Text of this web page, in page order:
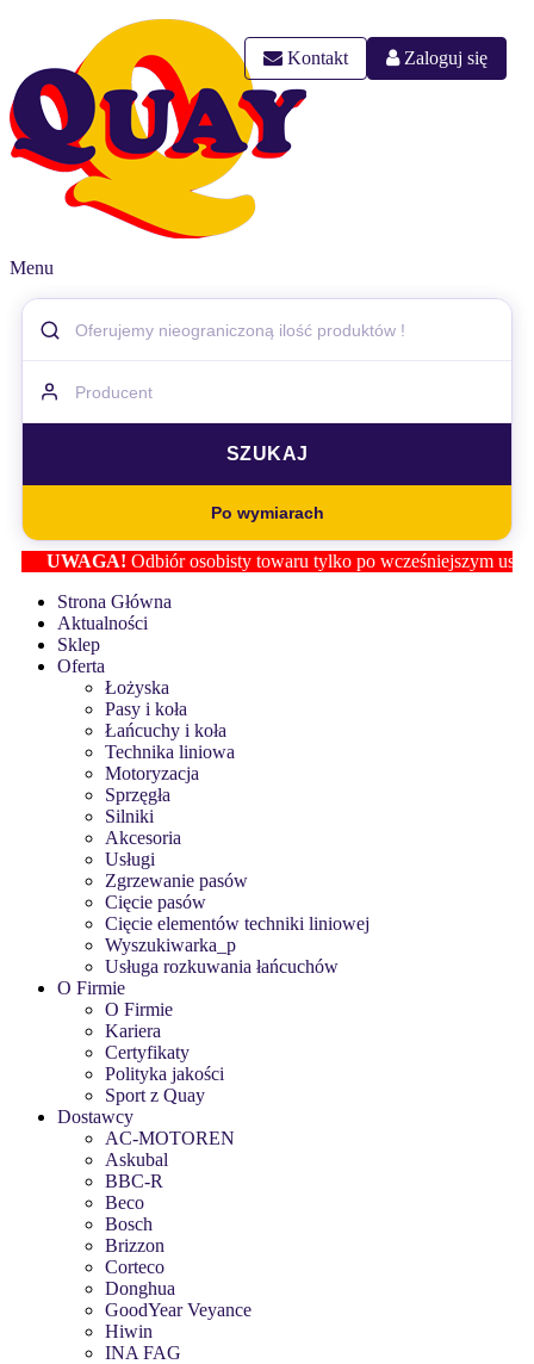
Kontakt Zaloguj się
Menu
Po wymiarach
Odbiór osobisty towaru tylko po wcześniejszym ustaleniu
Strona Główna
Aktualności
Sklep
Oferta
Łożyska
Pasy i koła
Łańcuchy i koła
Technika liniowa
Motoryzacja
Sprzęgła
Silniki
Akcesoria
Usługi
Zgrzewanie pasów
Cięcie pasów
Cięcie elementów techniki liniowej
Wyszukiwarka_p
Usługa rozkuwania łańcuchów
O Firmie
O Firmie
Kariera
Certyfikaty
Polityka jakości
Sport z Quay
Dostawcy
AC-MOTOREN
Askubal
BBC-R
Beco
Bosch
Brizzon
Corteco
Donghua
GoodYear Veyance
Hiwin
INA FAG